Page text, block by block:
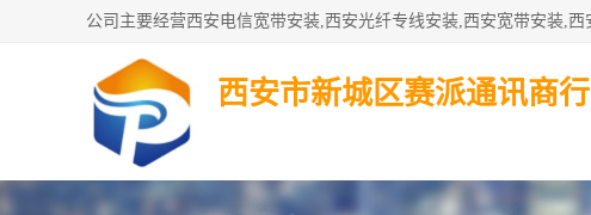
西安市新城区赛派通讯商行